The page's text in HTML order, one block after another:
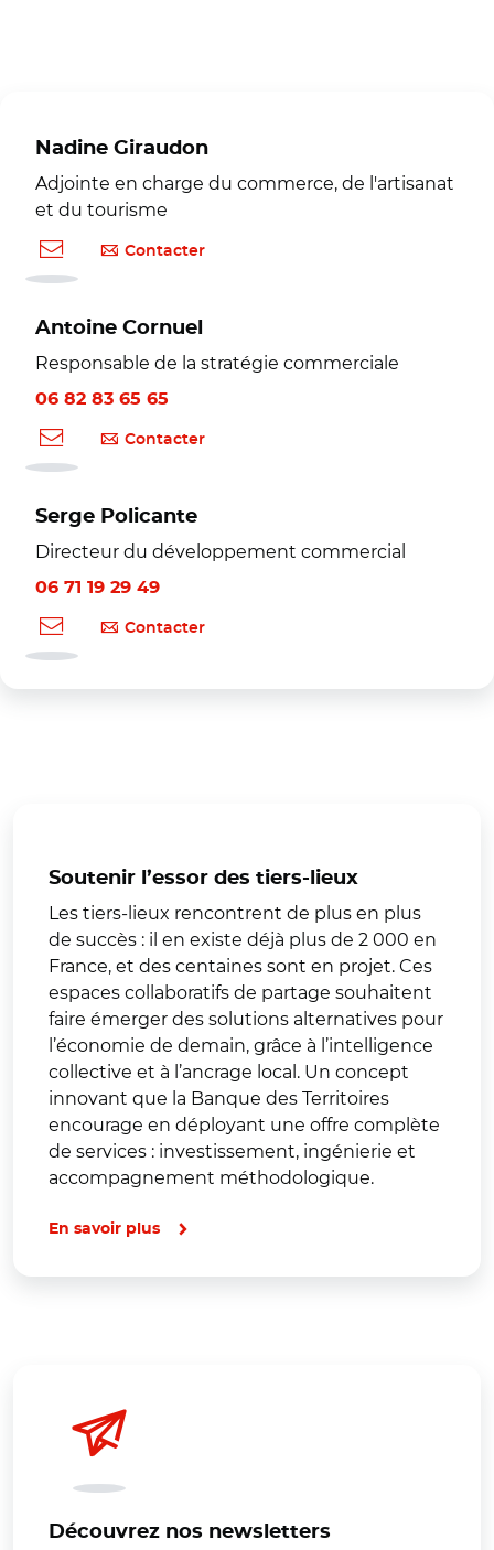
Nadine Giraudon
Adjointe en charge du commerce, de l'artisanat
et du tourisme
Contacter
Antoine Cornuel
Responsable de la stratégie commerciale
06 82 83 65 65
Contacter
Serge Policante
Directeur du développement commercial
06 71 19 29 49
Contacter
Soutenir l’essor des tiers-lieux
Les tiers-lieux rencontrent de plus en plus
de succès : il en existe déjà plus de 2 000 en
France, et des centaines sont en projet. Ces
espaces collaboratifs de partage souhaitent
faire émerger des solutions alternatives pour
l’économie de demain, grâce à l’intelligence
collective et à l’ancrage local. Un concept
innovant que la Banque des Territoires
encourage en déployant une offre complète
de services : investissement, ingénierie et
accompagnement méthodologique.
En savoir plus
Découvrez nos newsletters